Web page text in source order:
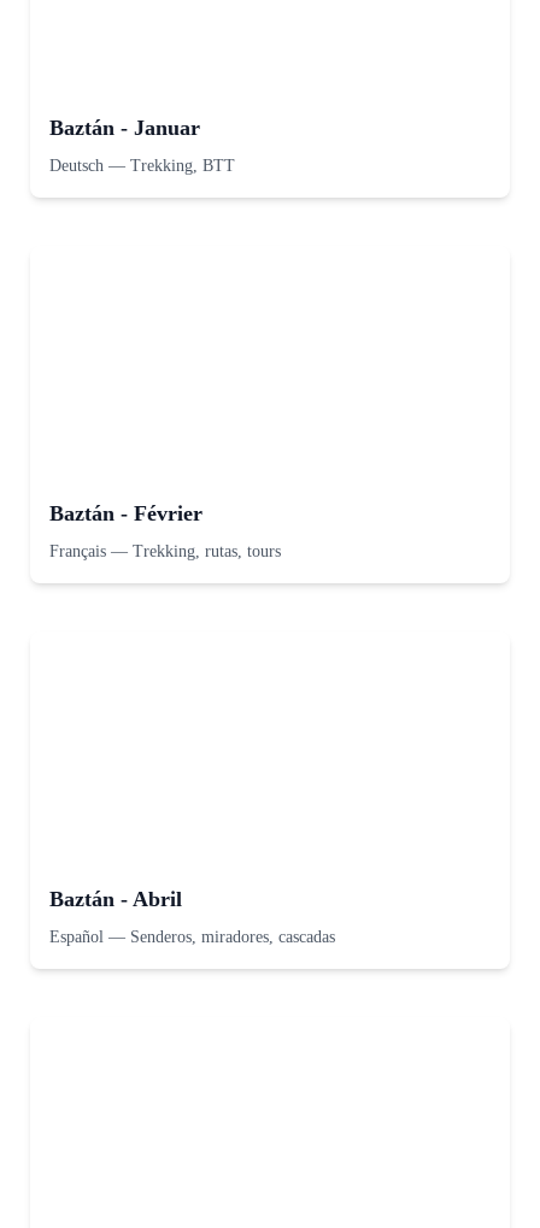
Baztán - Januar
Deutsch — Trekking, BTT
Baztán - Février
Français — Trekking, rutas, tours
Baztán - Abril
Español — Senderos, miradores, cascadas